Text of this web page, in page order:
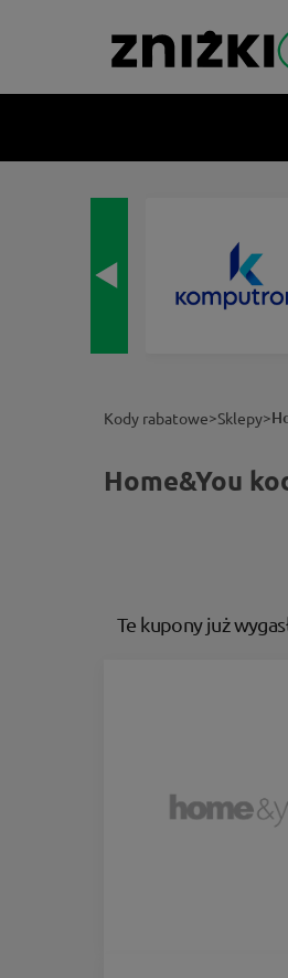
Kody rabatowe>Sklepy>
Home&You
Te kupony już